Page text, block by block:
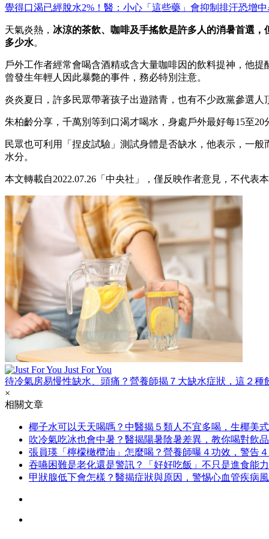
覺得口渴已經脫水2%！醫：小心「這些藥」會抑制排汗恐增
天氣炎熱， 冰涼的茶飲、咖啡及手搖飲是許多人的消暑首選
多少水。
戶外工作者經常會喝含酒精或含大量咖啡因的飲料提神，他
曾發生年輕人因此暴斃的事件，務必特別注意。
炎炎夏日，許多民眾帶著孩子出遊踏青，也有不少政黨參選
朱柏齡分享，千萬別等到口渴才喝水，身處戶外最好每15至
民眾也可利用「捏皮試驗」測試身體是否缺水，他表示，一
水分。
本文轉載自2022.07.26「中央社」，僅反映作者意見，不代表
Just For You
待冷氣房易慢性缺水、頭痛？營養師揭７大缺水症狀，這２種
×
相關文章
椰子水可以天天喝嗎？中醫揭５類人不宜多喝，生椰美
吹冷氣吃冰也會中暑？醫揭陽暑陰暑差異，教你喝對飲
張員瑛「檸檬橄欖油」怎麼喝？營養師曝４功效，警告
吞嚥困難是老化還是警訊？「好好吃飯」不只是進食能
甲狀腺低下會怎樣？醫揭症狀與原因，警惕心血管疾病